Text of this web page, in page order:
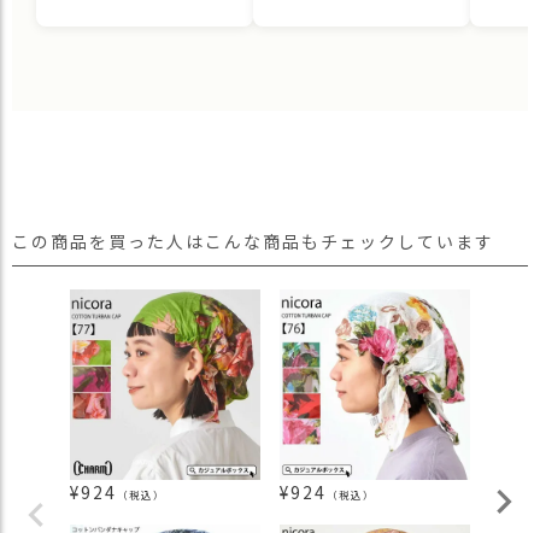
この商品を買った人はこんな商品もチェックしています
¥924 （税込） ¥924 （税込） ¥